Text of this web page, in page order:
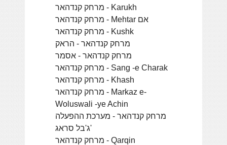
מרחק קנדהאר - Karukh
מרחק קנדהאר - Mehtar אם
מרחק קנדהאר - Kushk
מרחק קנדהאר - הראק
מרחק קנדהאר - אסמר
מרחק קנדהאר - Sang -e Charak
מרחק קנדהאר - Khash
מרחק קנדהאר - Markaz e-
Woluswali -ye Achin
מרחק קנדהאר - מערכת ההפעלה
ג'בל סראג'
מרחק קנדהאר - Qarqin